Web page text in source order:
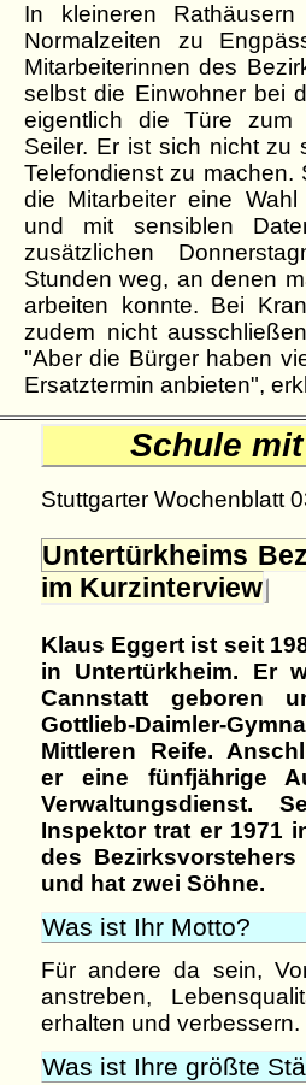
In kleineren
Normalzeiten zu
Mitarbeiterinnen des
selbst die Einwohner bei
eigentlich die Türe zum
Seiler. Er ist sich nicht zu
Telefondienst zu machen.
die Mitarbeiter eine
und mit sensiblen
zusätzlichen
Stunden weg, an denen
arbeiten konnte. Bei
zudem nicht
"Aber die Bürger haben
Ersatztermin anbieten",
Schule
Stuttgarter Wochenblatt
Untertürkheims
im Kurzinterview
Klaus Eggert ist seit
in Untertürkheim. Er
Cannstatt geboren
Gottlieb-Daimler-
Mittleren Reife.
er eine fünfjährige
Verwaltungsdienst.
Inspektor trat er 1971
des
und hat zwei Söhne.
Was ist Ihr Motto?
Für andere da sein,
anstreben,
erhalten und verbessern.
Was ist Ihre größte